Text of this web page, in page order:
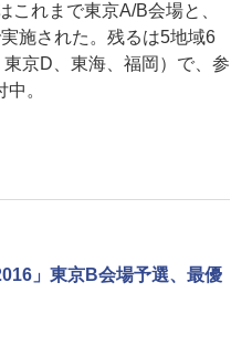
れまで東京A/B会場と、
施された。残るは5地域6
京D、東海、福岡）で、参
。
」東京B会場予選、最優